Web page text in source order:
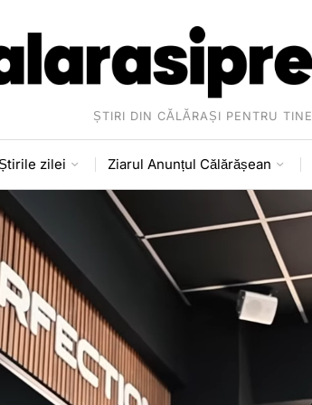
ȘTIRI DIN CĂLĂRAȘI PENTRU TINE
zilei Ziarul Anunțul Călărășean